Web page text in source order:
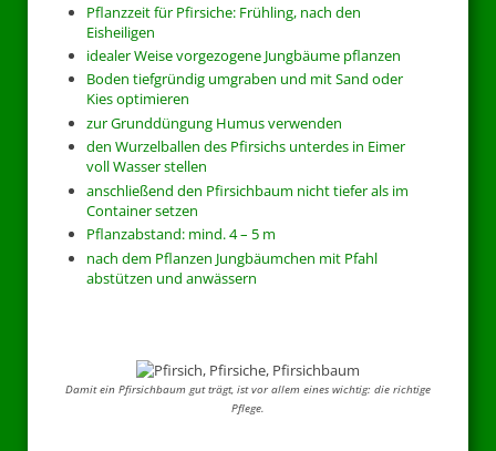
Pflanzzeit für Pfirsiche: Frühling, nach den
Eisheiligen
idealer Weise vorgezogene Jungbäume pflanzen
Boden tiefgründig umgraben und mit Sand oder
Kies optimieren
zur Grunddüngung Humus verwenden
den Wurzelballen des Pfirsichs unterdes in Eimer
voll Wasser stellen
anschließend den Pfirsichbaum nicht tiefer als im
Container setzen
Pflanzabstand: mind. 4 – 5 m
nach dem Pflanzen Jungbäumchen mit Pfahl
abstützen und anwässern
Damit ein Pfirsichbaum gut trägt, ist vor allem eines wichtig: die richtige
Pflege.